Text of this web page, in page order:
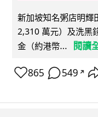
新加坡知名粥店明輝
2,310 萬元）及洗黑
金（約港幣...
閱讀
865 549 ↗